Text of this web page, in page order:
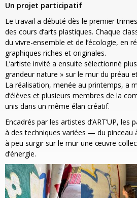
Un projet participatif
Le travail a débuté dès le premier
des cours d’arts plastiques. Chaque
du vivre-ensemble et de l’écologie, en
graphiques riches et originales.
L’artiste invité a ensuite sélectionné
grandeur nature » sur le mur du préau
La réalisation, menée au printemps, a
d’élèves et plusieurs membres de la
unis dans un même élan créatif.
Encadrés par les artistes d’ART’UP, les
à des techniques variées — du
à peu surgir sur le mur une œuvre
d’énergie.